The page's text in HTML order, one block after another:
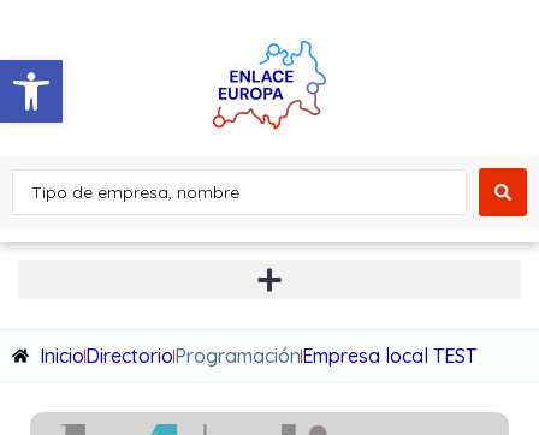
Abrir barra de herramientas
InicioDirectorioProgramaciónEmpresa local TEST